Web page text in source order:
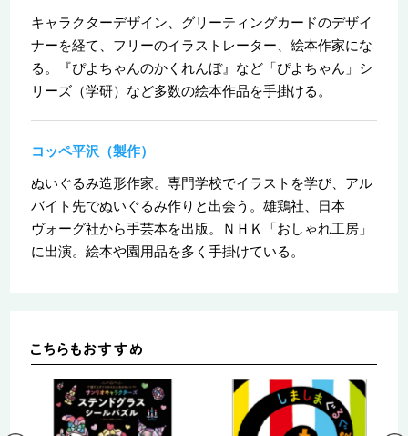
キャラクターデザイン、グリーティングカードのデザイ
ナーを経て、フリーのイラストレーター、絵本作家にな
る。『ぴよちゃんのかくれんぼ』など「ぴよちゃん」シ
リーズ（学研）など多数の絵本作品を手掛ける。
コッペ平沢（製作）
ぬいぐるみ造形作家。専門学校でイラストを学び、アル
バイト先でぬいぐるみ作りと出会う。雄鶏社、日本
ヴォーグ社から手芸本を出版。ＮＨＫ「おしゃれ工房」
に出演。絵本や園用品を多く手掛けている。